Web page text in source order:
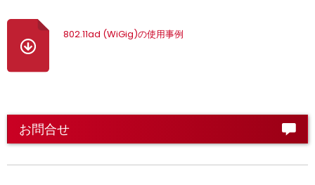
802.11ad (WiGig)の使用事例
お問合せ